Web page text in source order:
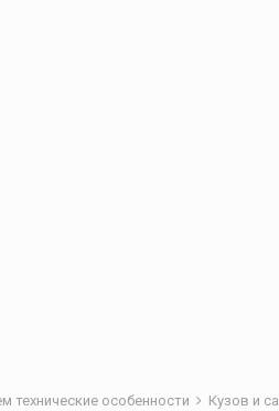
технические особенности Кузов и